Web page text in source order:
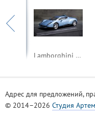
Lamborghini Raptor
Адрес для предложений,
© 2014–2026 Студия